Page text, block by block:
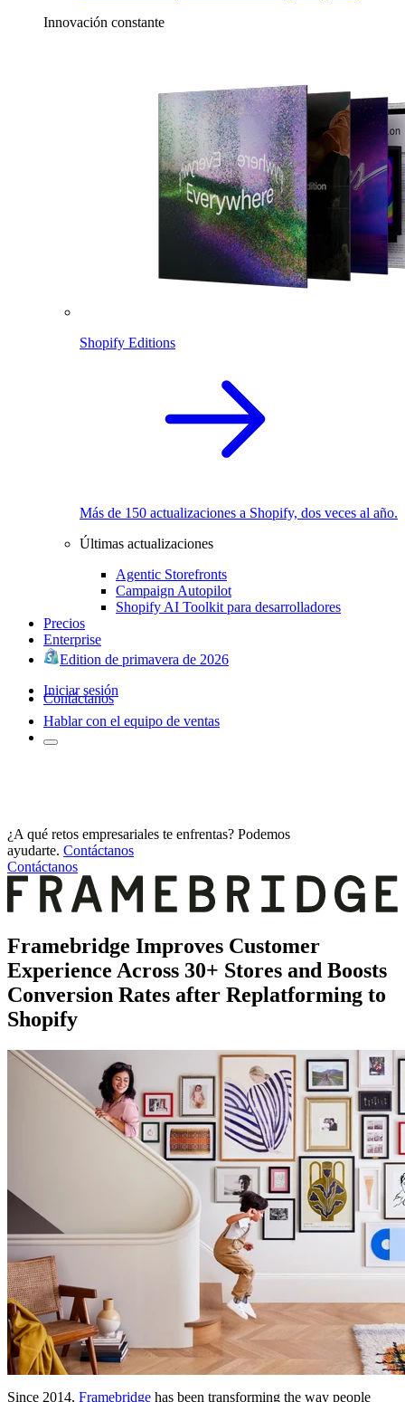
Innovación constante
Shopify Editions
Más de 150 actualizaciones a Shopify, dos veces al año.
Últimas actualizaciones
Agentic Storefronts
Campaign Autopilot
Shopify AI Toolkit para desarrolladores
Precios
Enterprise
Edition de primavera de 2026
Iniciar sesión
Contáctanos
Hablar con el equipo de ventas
¿A qué retos empresariales te enfrentas? Podemos
ayudarte. Contáctanos
Contáctanos
Framebridge Improves Customer
Experience Across 30+ Stores and Boosts
Conversion Rates after Replatforming to
Shopify
Since 2014, Framebridge has been transforming the way people